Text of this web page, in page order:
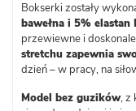
Bokserki zostały
bawełna i 5% elastan
przewiewne i
stretchu zapewnia
dzień – w pracy, na
Model bez guzików, z